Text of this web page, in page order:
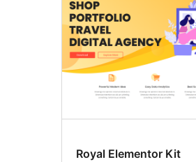
Royal Elementor Kit